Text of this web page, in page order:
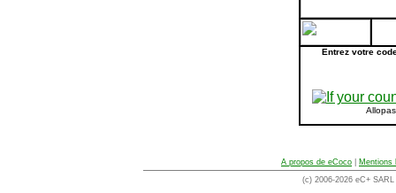
Entrez votre
A propos de eCoco
Mentions
(c) 2006-2026 eC+